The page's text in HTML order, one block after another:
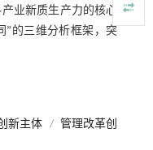
业新质生产力的核心
”的三维分析框架，突
新主体 / 管理改革创